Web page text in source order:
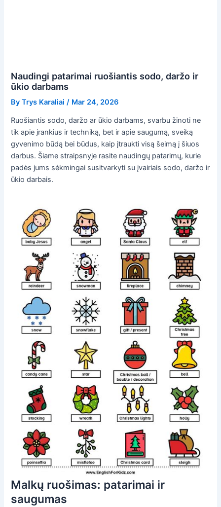
Naudingi patarimai ruošiantis sodo, daržo ir
ūkio darbams
ByTrys Karaliai / Mar 24, 2026
Ruošiantis sodo, daržo ar ūkio darbams, svarbu žinoti ne
tik apie įrankius ir techniką, bet ir apie saugumą, sveiką
gyvenimo būdą bei būdus, kaip įtraukti visą šeimą į šiuos
darbus. Šiame straipsnyje rasite naudingų patarimų, kurie
padės jums sėkmingai susitvarkyti su įvairiais sodo, daržo ir
ūkio darbais.
Malkų ruošimas: patarimai ir
saugumas